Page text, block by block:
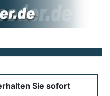
Sie sofort